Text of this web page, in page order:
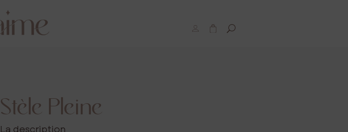
o
P
a
Stèle Pleine
La description